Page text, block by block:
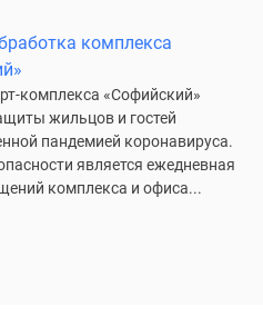
комплекса
комплекса «Софийский»
жильцов и гостей
пандемией коронавируса.
является ежедневная
комплекса и офиса...